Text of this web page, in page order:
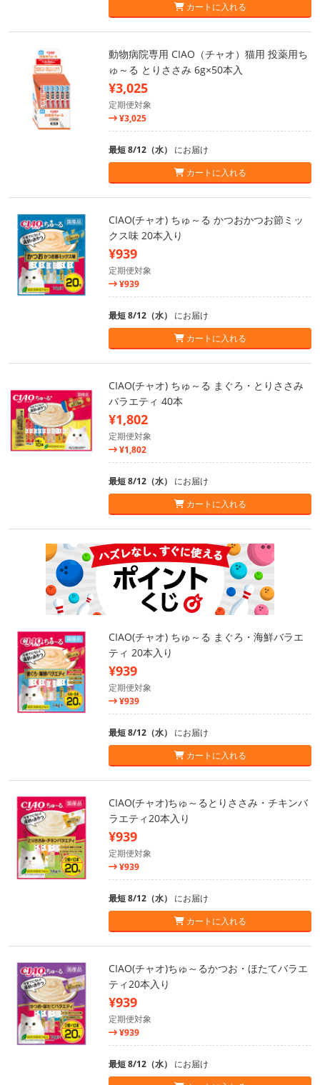
カートに入れる
動物病院専用 CIAO（チャオ）猫用 投薬用ち
ゅ～る とりささみ 6g×50本入
¥3,025
定期便対象
¥3,025
最短 8/12（水） にお届け
カートに入れる
CIAO(チャオ) ちゅ～る かつおかつお節ミッ
クス味 20本入り
¥939
定期便対象
¥939
最短 8/12（水） にお届け
カートに入れる
CIAO(チャオ) ちゅ～る まぐろ・とりささみ
バラエティ 40本
¥1,802
定期便対象
¥1,802
最短 8/12（水） にお届け
カートに入れる
CIAO(チャオ) ちゅ～る まぐろ・海鮮バラエ
ティ 20本入り
¥939
定期便対象
¥939
最短 8/12（水） にお届け
カートに入れる
CIAO(チャオ)ちゅ～るとりささみ・チキンバ
ラエティ20本入り
¥939
定期便対象
¥939
最短 8/12（水） にお届け
カートに入れる
CIAO(チャオ)ちゅ～るかつお・ほたてバラエ
ティ20本入り
¥939
定期便対象
¥939
最短 8/12（水） にお届け